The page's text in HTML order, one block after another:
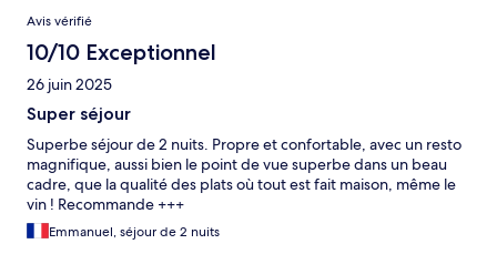
Avis vérifié
10/10 Exceptionnel
26 juin 2025
Super séjour
Superbe séjour de 2 nuits. Propre et confortable, avec un resto
magnifique, aussi bien le point de vue superbe dans un beau
cadre, que la qualité des plats où tout est fait maison, même le
vin ! Recommande +++
Emmanuel, séjour de 2 nuits